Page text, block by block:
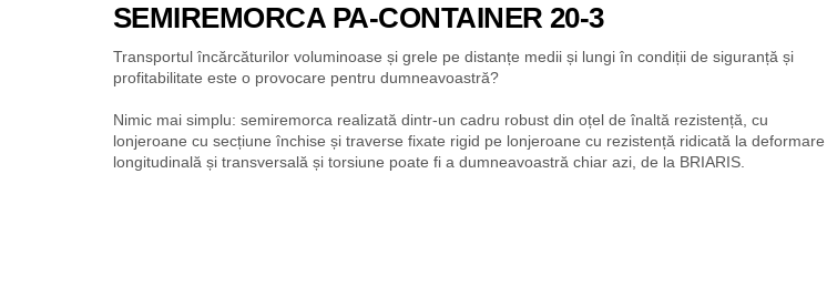
SEMIREMORCA PA-CONTAINER 20-3
Transportul încărcăturilor voluminoase și grele pe distanțe medii și lungi în condiții de siguranță și
profitabilitate este o provocare pentru dumneavoastră?
Nimic mai simplu: semiremorca realizată dintr-un cadru robust din oțel de înaltă rezistență, cu
lonjeroane cu secțiune închise și traverse fixate rigid pe lonjeroane cu rezistență ridicată la deformare
longitudinală și transversală și torsiune poate fi a dumneavoastră chiar azi, de la BRIARIS.